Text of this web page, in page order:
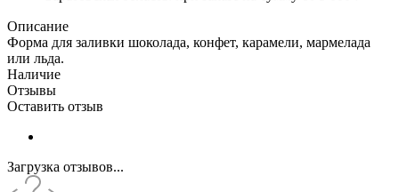
Саратов: при заказе на сумму от 3 000 ₽
Энгельс: при заказе на сумму от 3 500 ₽
Саратовская область: при заказе на сумму от 5 000 ₽
Описание
Форма для заливки шоколада, конфет, карамели, мармелада
или льда.
Отзывы